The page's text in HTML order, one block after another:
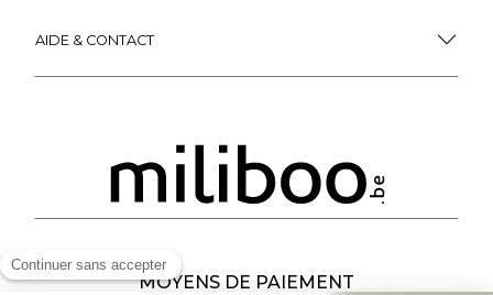
AIDE & CONTACT
MOYENS DE PAIEMENT